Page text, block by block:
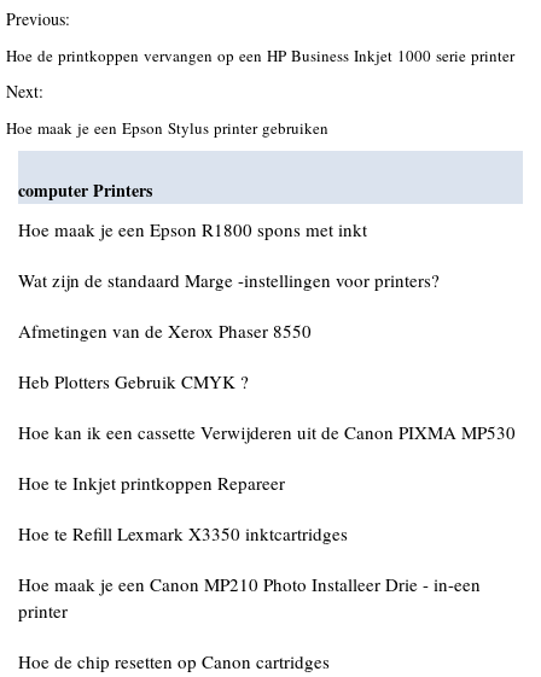
Previous:
Hoe de printkoppen vervangen op een HP Business Inkjet 1000 serie printer
Next:
Hoe maak je een Epson Stylus printer gebruiken
computer Printers
Hoe maak je een Epson R1800 spons met inkt
Wat zijn de standaard Marge -instellingen voor printers?
Afmetingen van de Xerox Phaser 8550
Heb Plotters Gebruik CMYK ?
Hoe kan ik een cassette Verwijderen uit de Canon PIXMA MP530
Hoe te Inkjet printkoppen Repareer
Hoe te Refill Lexmark X3350 inktcartridges
Hoe maak je een Canon MP210 Photo Installeer Drie - in-een
printer
Hoe de chip resetten op Canon cartridges